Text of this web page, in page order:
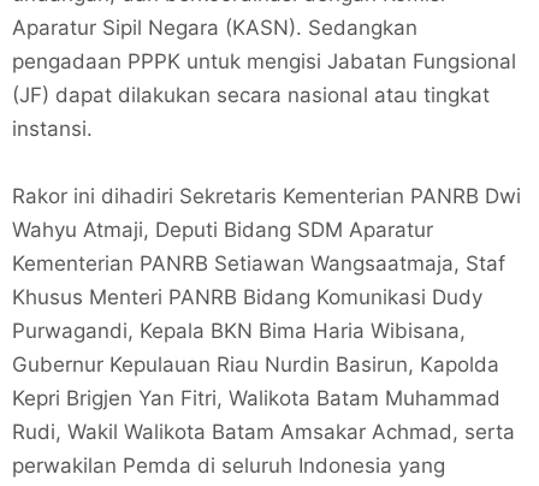
Aparatur Sipil Negara (KASN). Sedangkan
pengadaan PPPK untuk mengisi Jabatan Fungsional
(JF) dapat dilakukan secara nasional atau tingkat
instansi.
Rakor ini dihadiri Sekretaris Kementerian PANRB Dwi
Wahyu Atmaji, Deputi Bidang SDM Aparatur
Kementerian PANRB Setiawan Wangsaatmaja, Staf
Khusus Menteri PANRB Bidang Komunikasi Dudy
Purwagandi, Kepala BKN Bima Haria Wibisana,
Gubernur Kepulauan Riau Nurdin Basirun, Kapolda
Kepri Brigjen Yan Fitri, Walikota Batam Muhammad
Rudi, Wakil Walikota Batam Amsakar Achmad, serta
perwakilan Pemda di seluruh Indonesia yang